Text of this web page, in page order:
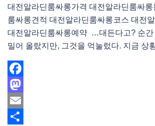
대전알라딘룸싸롱가격 대전알라딘룸싸롱
룸싸롱견적 대전알라딘룸싸롱코스 대전
대전알라딘룸싸롱예약 …대든다고? 순간
밀어 올랐지만, 그것을 억눌렀다. 지금 상
Facebook
Mastodon
Email